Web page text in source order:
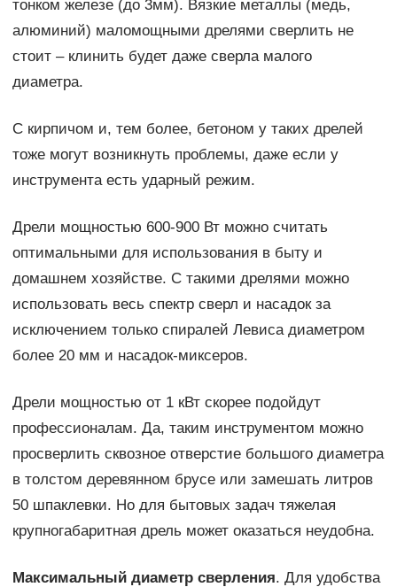
тонком железе (до 3мм). Вязкие металлы (медь,
алюминий) маломощными дрелями сверлить не
стоит – клинить будет даже сверла малого
диаметра.
С кирпичом и, тем более, бетоном у таких дрелей
тоже могут возникнуть проблемы, даже если у
инструмента есть ударный режим.
Дрели мощностью 600-900 Вт можно считать
оптимальными для использования в быту и
домашнем хозяйстве. С такими дрелями можно
использовать весь спектр сверл и насадок за
исключением только спиралей Левиса диаметром
более 20 мм и насадок-миксеров.
Дрели мощностью от 1 кВт скорее подойдут
профессионалам. Да, таким инструментом можно
просверлить сквозное отверстие большого диаметра
в толстом деревянном брусе или замешать литров
50 шпаклевки. Но для бытовых задач тяжелая
крупногабаритная дрель может оказаться неудобна.
Максимальный диаметр сверления. Для удобства